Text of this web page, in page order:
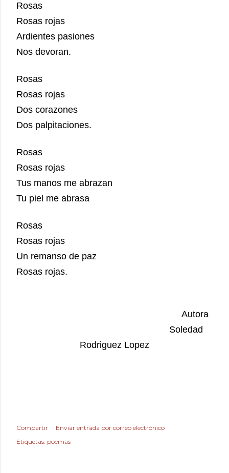
Rosas
Rosas rojas
Ardientes pasiones
Nos devoran.
Rosas
Rosas rojas
Dos corazones
Dos palpitaciones.
Rosas
Rosas rojas
Tus manos me abrazan
Tu piel me abrasa
Rosas
Rosas rojas
Un remanso de paz
Rosas rojas.
Autora
Soledad
Rodriguez Lopez
Compartir
Enviar entrada por correo electrónico
Etiquetas: poemas